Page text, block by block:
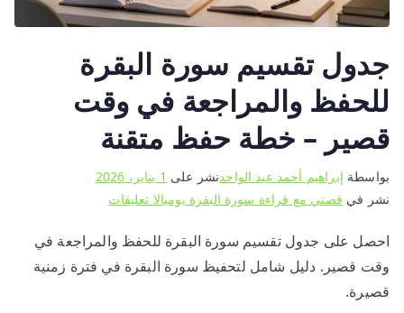
جدول تقسيم سورة البقرة
للحفظ والمراجعة في وقت
قصير – خطة حفظ متقنة
بواسطة إبراهيم أحمد عبد الواحدنشر على 1 يناير، 2026
نشر في قصتي مع قراءة سورة البقرة يوميالا تعليقاتعلى
تقسيم
سورة
احصل على جدول تقسيم سورة البقرة للحفظ والمراجعة في
وقت قصير. دليل شامل لتحفيظ سورة البقرة في فترة زمنية
قصيرة.